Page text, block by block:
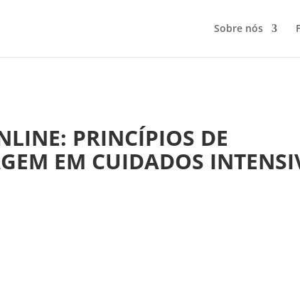
Sobre nós
PRINCÍPIOS DE
EM CUIDADOS